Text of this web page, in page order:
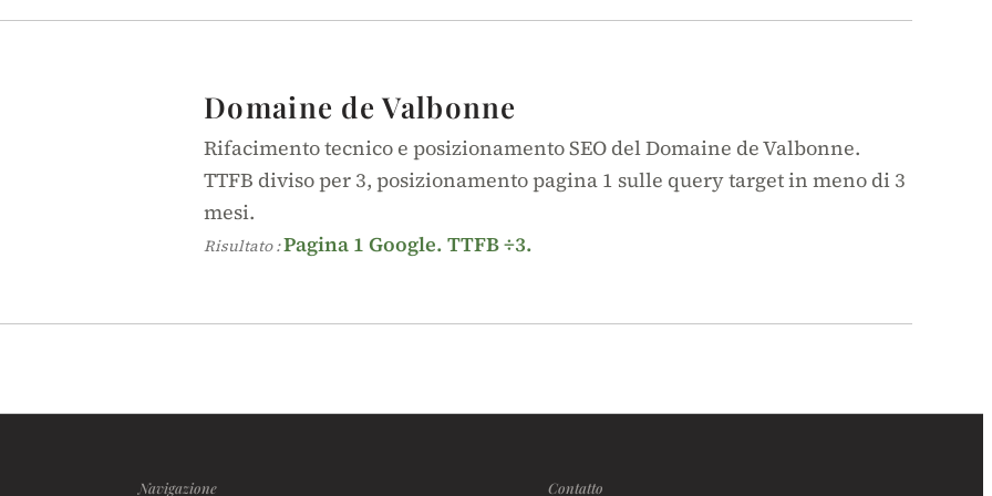
Domaine de Valbonne
Rifacimento tecnico e posizionamento SEO del Domaine de Valbonne.
TTFB diviso per 3, posizionamento pagina 1 sulle query target in meno di 3
mesi.
Risultato :Pagina 1 Google. TTFB ÷3.
Navigazione Contatto